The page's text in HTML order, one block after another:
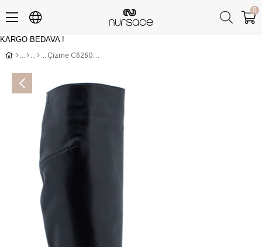
KARGO BEDAVA !
0
Çizme C62603 ANALIN Siyah